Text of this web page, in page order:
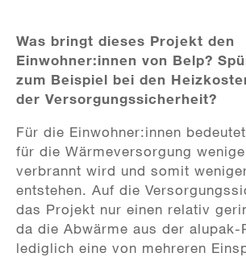
Was bringt dieses Projekt den
Einwohner:innen von Belp?
zum Beispiel bei den
der Versorgungssicherheit?
Für die Einwohner:innen
für die Wärmeversorgung
verbrannt wird und somit
entstehen. Auf die
das Projekt nur einen relativ
da die Abwärme aus der alupak-
lediglich eine von mehreren